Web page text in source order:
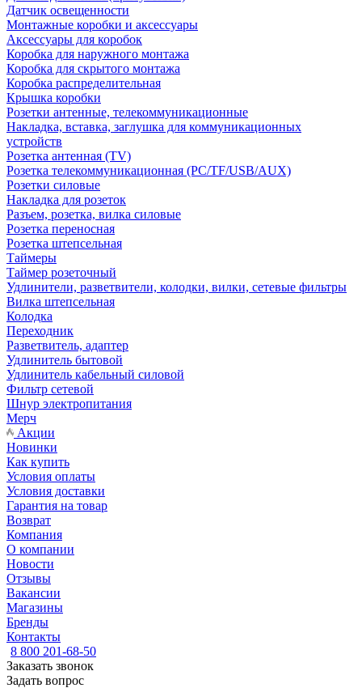
Датчик освещенности
Монтажные коробки и аксессуары
Аксессуары для коробок
Коробка для наружного монтажа
Коробка для скрытого монтажа
Коробка распределительная
Крышка коробки
Розетки антенные, телекоммуникационные
Накладка, вставка, заглушка для коммуникационных
устройств
Розетка антенная (TV)
Розетка телекоммуникационная (PC/TF/USB/AUX)
Розетки силовые
Накладка для розеток
Разъем, розетка, вилка силовые
Розетка переносная
Розетка штепсельная
Таймеры
Таймер розеточный
Удлинители, разветвители, колодки, вилки, сетевые фильтры
Вилка штепсельная
Колодка
Переходник
Разветвитель, адаптер
Удлинитель бытовой
Удлинитель кабельный силовой
Фильтр сетевой
Шнур электропитания
Мерч
Акции
Новинки
Как купить
Условия оплаты
Условия доставки
Гарантия на товар
Возврат
Компания
О компании
Новости
Отзывы
Вакансии
Магазины
Бренды
Контакты
8 800 201-68-50
Заказать звонок
Задать вопрос